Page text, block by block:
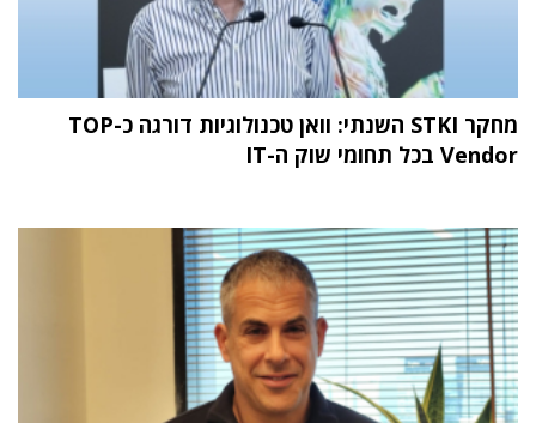
מחקר STKI השנתי: וואן טכנולוגיות דורגה כ-TOP
Vendor בכל תחומי שוק ה-IT